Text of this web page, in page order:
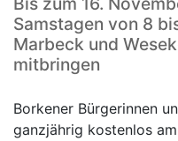
Samstagen von 8
Marbeck und
mitbringen
Borkener Bürgerinnen
ganzjährig kostenlos